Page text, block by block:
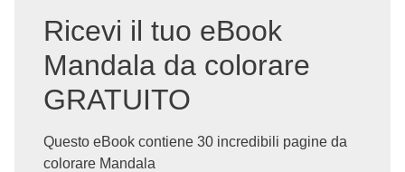
Ricevi il tuo eBook
Mandala da colorare
GRATUITO
Questo eBook contiene 30 incredibili pagine da
colorare Mandala